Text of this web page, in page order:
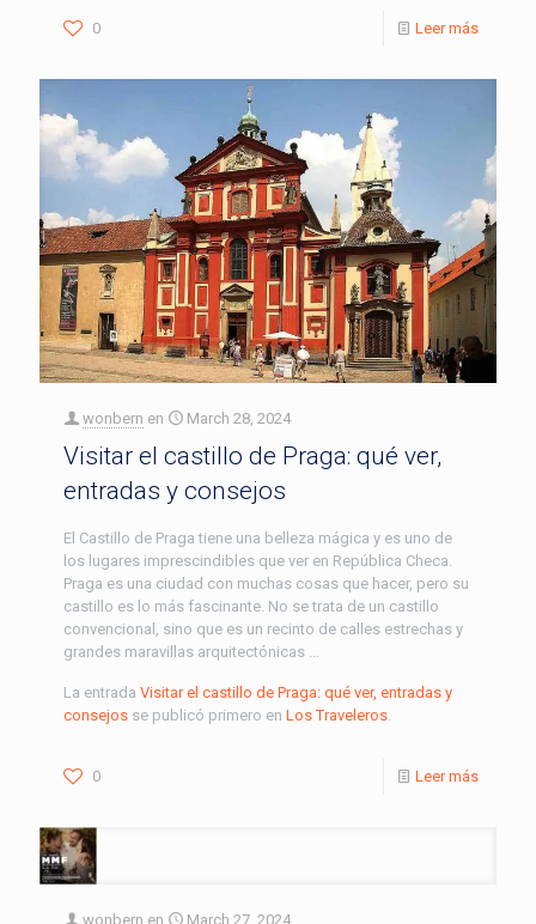
0 Leer más
wonbern en March 28, 2024
Visitar el castillo de Praga: qué ver,
entradas y consejos
El Castillo de Praga tiene una belleza mágica y es uno de
los lugares imprescindibles que ver en República Checa.
Praga es una ciudad con muchas cosas que hacer, pero su
castillo es lo más fascinante. No se trata de un castillo
convencional, sino que es un recinto de calles estrechas y
grandes maravillas arquitectónicas …
La entrada Visitar el castillo de Praga: qué ver, entradas y
consejos se publicó primero en Los Traveleros.
0 Leer más
wonbern en March 27, 2024